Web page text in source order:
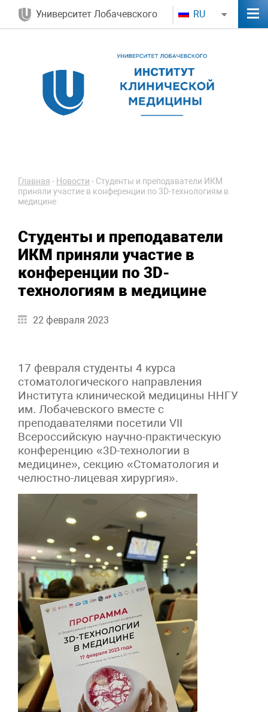
Университет Лобачевского RU
Главная - Новости - Студенты и преподаватели ИКМ
приняли участие в конференции по 3D-технологиям в
медицине
Студенты и преподаватели
ИКМ приняли участие в
конференции по 3D-
технологиям в медицине
22 февраля 2023
17 февраля студенты 4 курса
стоматологического направления
Института клинической медицины ННГУ
им. Лобачевского вместе с
преподавателями посетили VII
Всероссийскую научно-практическую
конференцию «3D-технологии в
медицине», секцию «Стоматология и
челюстно-лицевая хирургия».